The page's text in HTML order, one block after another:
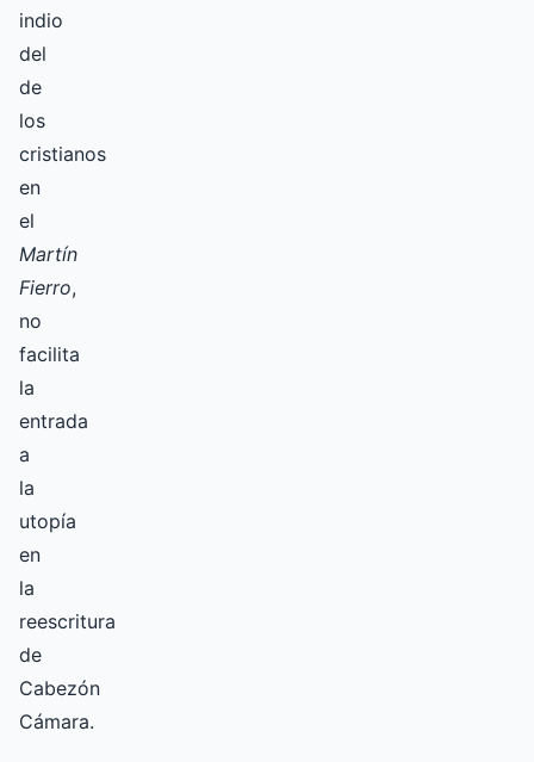
indio
del
de
los
cristianos
en
el
Martín
Fierro,
no
facilita
la
entrada
a
la
utopía
en
la
reescritura
de
Cabezón
Cámara.